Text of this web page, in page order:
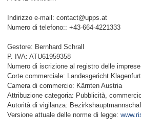
Indirizzo e-mail: contact@upps.at
Numero di telefono:: +43-664-4221333
Gestore: Bernhard Schrall
P. IVA: ATU61959358
Numero di iscrizione al registro delle
Corte commerciale: Landesgericht Klagenfurt
Camera di commercio: Kärnten Austria
Attribuzione categoria: Pubblicità,
Autorità di vigilanza:
Versione attuale delle norme di legge: